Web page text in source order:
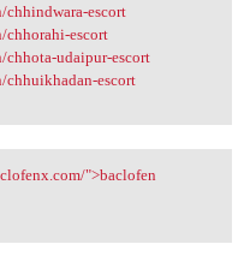
escort
escort
udaipur-escort
escort
">baclofen